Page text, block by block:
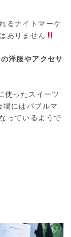
るナイトマーケ
ありません
洋服やアクセサ
使ったスイーツ
にはバブルマ
っているようで